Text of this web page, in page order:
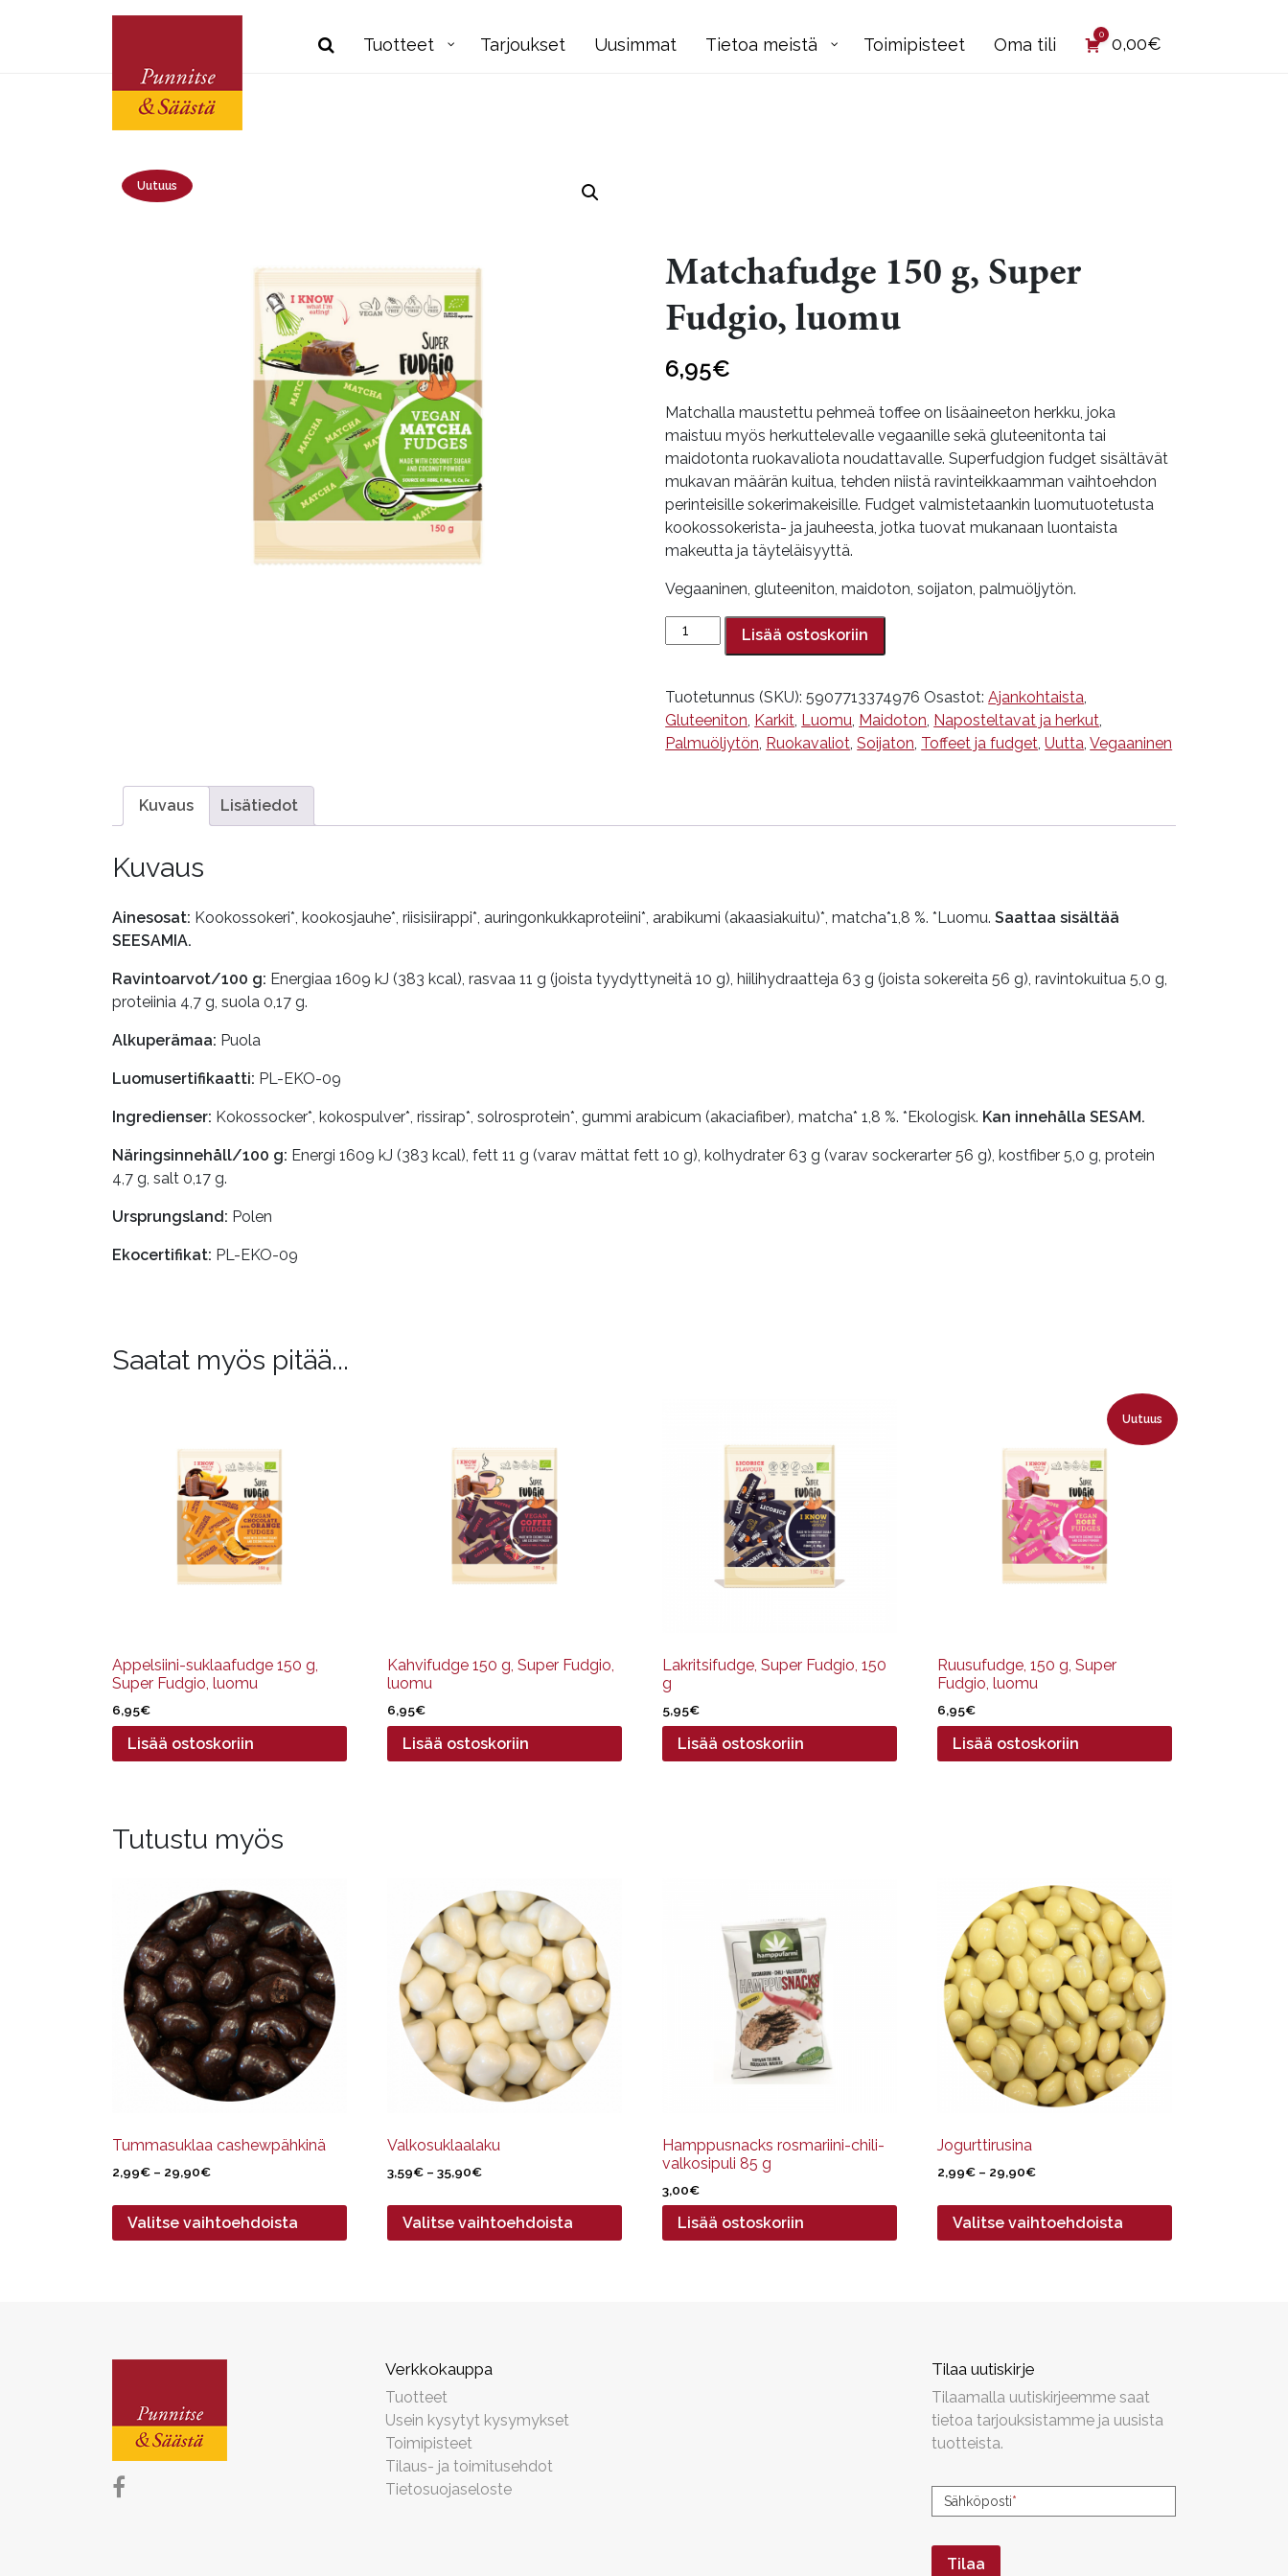
Tuotteet Tarjoukset Uusimmat Tietoa meistä Toimipisteet Oma tili 0 0,00€
Uutuus
Matchafudge 150 g, Super
Fudgio, luomu
6,95€
Matchalla maustettu pehmeä toffee on lisäaineeton herkku, joka
maistuu myös herkuttelevalle vegaanille sekä gluteenitonta tai
maidotonta ruokavaliota noudattavalle. Superfudgion fudget sisältävät
mukavan määrän kuitua, tehden niistä ravinteikkaamman vaihtoehdon
perinteisille sokerimakeisille. Fudget valmistetaankin luomutuotetusta
kookossokerista- ja jauheesta, jotka tuovat mukanaan luontaista
makeutta ja täyteläisyyttä.
Vegaaninen, gluteeniton, maidoton, soijaton, palmuöljytön.
Matchafudge
150
Super
Fudgio,
luomu
Lisää ostoskoriin
Tuotetunnus (SKU):5907713374976 Osastot:Ajankohtaista
Gluteeniton Karkit Luomu Maidoton Naposteltavat ja herkut
Palmuöljytön Ruokavaliot ,Soijaton Toffeet ja fudget ,Uutta ,Vegaaninen
Kuvaus Lisätiedot
Kuvaus
Ainesosat: Kookossokeri*, kookosjauhe*, riisisiirappi*, auringonkukkaproteiini*, arabikumi (akaasiakuitu)*, matcha*1,8 %. *Luomu. Saattaa sisältää
SEESAMIA.
Ravintoarvot/100 g: Energiaa 1609 kJ (383 kcal), rasvaa 11 g (joista tyydyttyneitä 10 g), hiilihydraatteja 63 g (joista sokereita 56 g), ravintokuitua 5,0 g,
proteiinia 4,7 g, suola 0,17 g.
Alkuperämaa: Puola
Luomusertifikaatti: PL-EKO-09
Ingredienser: Kokossocker*, kokospulver*, rissirap*, solrosprotein*, gummi arabicum (akaciafiber), matcha* 1,8 %. *Ekologisk. Kan innehålla SESAM.
Näringsinnehåll/100 g: Energi 1609 kJ (383 kcal), fett 11 g (varav mättat fett 10 g), kolhydrater 63 g (varav sockerarter 56 g), kostfiber 5,0 g, protein
4,7 g, salt 0,17 g.
Ursprungsland: Polen
Ekocertifikat: PL-EKO-09
Saatat myös pitää...
Appelsiini-suklaafudge 150 g,
Super Fudgio, luomu
6,95€
Lisää ostoskoriin
Kahvifudge 150 g, Super Fudgio,
luomu
6,95€
Lisää ostoskoriin
Lakritsifudge, Super Fudgio, 150
g
5,95€
Lisää ostoskoriin
Uutuus
Ruusufudge, 150 g, Super
Fudgio, luomu
6,95€
Lisää ostoskoriin
Tutustu myös
Tummasuklaa cashewpähkinä
2,99€ – 29,90€Hintaluokka:
-
29,90€
Valitse vaihtoehdoista
tuotteella
useampi
muunnelma.
Voit
tehdä
valinnat
tuotteen
Valkosuklaalaku
3,59€ – 35,90€Hintaluokka:
-
35,90€
Valitse vaihtoehdoista
tuotteella
useampi
muunnelma.
Voit
tehdä
valinnat
tuotteen
Hamppusnacks rosmariini-chili-
valkosipuli 85 g
3,00€
Lisää ostoskoriin
Jogurttirusina
2,99€ – 29,90€Hintaluokka:
-
29,90€
Valitse vaihtoehdoista
tuotteella
useampi
muunnelma.
Voit
tehdä
valinnat
tuotteen
Verkkokauppa
Tuotteet
Usein kysytyt kysymykset
Toimipisteet
Tilaus- ja toimitusehdot
Tietosuojaseloste
Tilaa uutiskirje
Tilaamalla uutiskirjeemme saat
tietoa tarjouksistamme ja uusista
tuotteista.
Uutiskirjeen
tilaus
Sähköposti*
Tilaa